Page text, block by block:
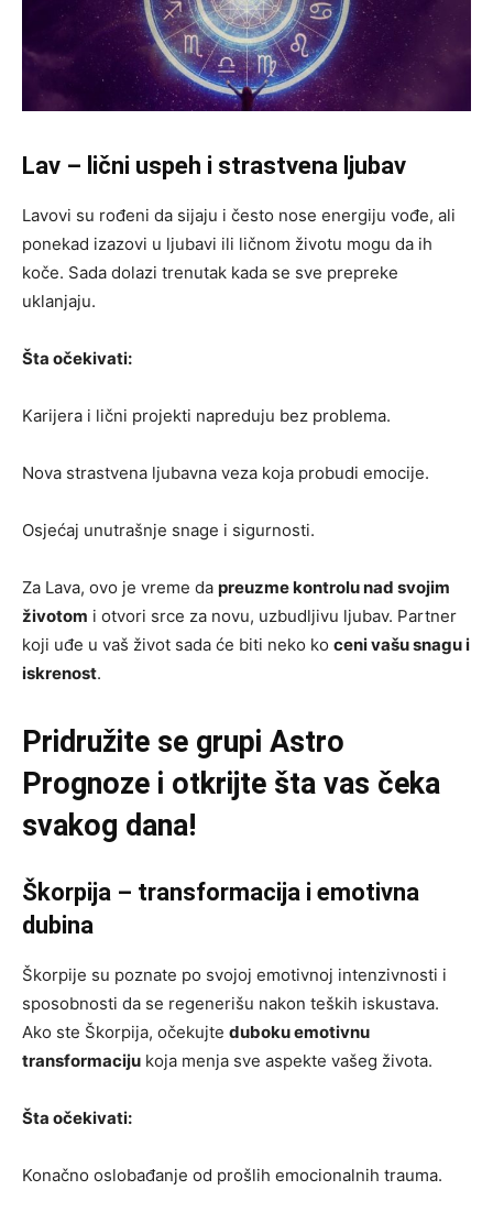
Lav – lični uspeh i strastvena ljubav
Lavovi su rođeni da sijaju i često nose energiju vođe, ali
ponekad izazovi u ljubavi ili ličnom životu mogu da ih
koče. Sada dolazi trenutak kada se sve prepreke
uklanjaju.
Šta očekivati:
Karijera i lični projekti napreduju bez problema.
Nova strastvena ljubavna veza koja probudi emocije.
Osjećaj unutrašnje snage i sigurnosti.
Za Lava, ovo je vreme da preuzme kontrolu nad svojim
životom i otvori srce za novu, uzbudljivu ljubav. Partner
koji uđe u vaš život sada će biti neko ko ceni vašu snagu i
iskrenost.
Pridružite se grupi Astro
Prognoze i otkrijte šta vas čeka
svakog dana!
Škorpija – transformacija i emotivna
dubina
Škorpije su poznate po svojoj emotivnoj intenzivnosti i
sposobnosti da se regenerišu nakon teških iskustava.
Ako ste Škorpija, očekujte duboku emotivnu
transformaciju koja menja sve aspekte vašeg života.
Šta očekivati:
Konačno oslobađanje od prošlih emocionalnih trauma.